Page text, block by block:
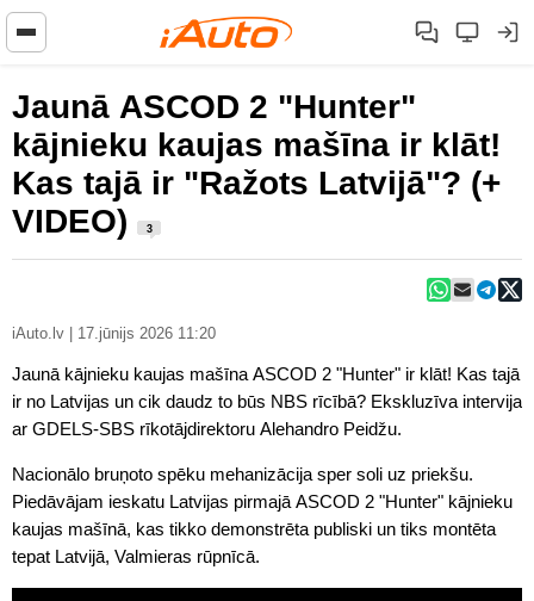
Jaunā ASCOD 2 "Hunter"
kājnieku kaujas mašīna ir klāt!
Kas tajā ir "Ražots Latvijā"? (+
VIDEO)
3
iAuto.lv | 17.jūnijs 2026 11:20
Jaunā kājnieku kaujas mašīna ASCOD 2 "Hunter" ir klāt! Kas tajā
ir no Latvijas un cik daudz to būs NBS rīcībā? Ekskluzīva intervija
ar GDELS-SBS rīkotājdirektoru Alehandro Peidžu.
Nacionālo bruņoto spēku mehanizācija sper soli uz priekšu.
Piedāvājam ieskatu Latvijas pirmajā ASCOD 2 "Hunter" kājnieku
kaujas mašīnā, kas tikko demonstrēta publiski un tiks montēta
tepat Latvijā, Valmieras rūpnīcā.